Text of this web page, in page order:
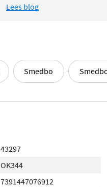
Lees blog
Smedbo
43297
OK344
7391447076912